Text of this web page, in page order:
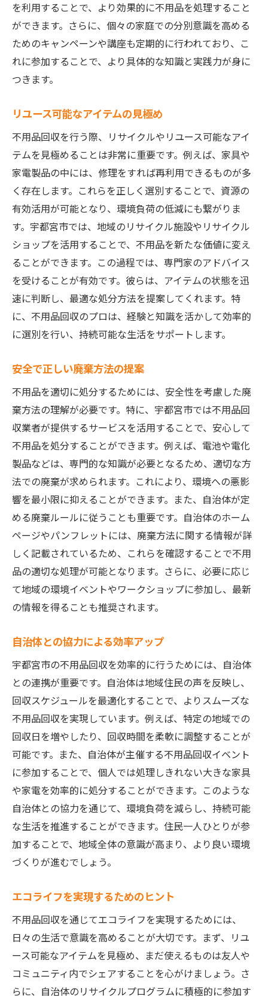
を利用することで、より効果的に不用品を処理すること
ができます。さらに、個々の家庭での分別意識を高める
ためのキャンペーンや講座も定期的に行われており、こ
れに参加することで、より具体的な知識と実践力が身に
つきます。
リユース可能なアイテムの見極め
不用品回収を行う際、リサイクルやリユース可能なアイ
テムを見極めることは非常に重要です。例えば、家具や
家電製品の中には、修理をすれば再利用できるものが多
く存在します。これらを正しく選別することで、資源の
有効活用が可能となり、環境負荷の低減にも繋がりま
す。宇都宮市では、地域のリサイクル施設やリサイクル
ショップを活用することで、不用品を新たな価値に変え
ることができます。この過程では、専門家のアドバイス
を受けることが有効です。彼らは、アイテムの状態を迅
速に判断し、最適な処分方法を提案してくれます。特
に、不用品回収のプロは、経験と知識を活かして効率的
に選別を行い、持続可能な生活をサポートします。
安全で正しい廃棄方法の提案
不用品を適切に処分するためには、安全性を考慮した廃
棄方法の理解が必要です。特に、宇都宮市では不用品回
収業者が提供するサービスを活用することで、安心して
不用品を処分することができます。例えば、電池や電化
製品などは、専門的な知識が必要となるため、適切な方
法での廃棄が求められます。これにより、環境への悪影
響を最小限に抑えることができます。また、自治体が定
める廃棄ルールに従うことも重要です。自治体のホーム
ページやパンフレットには、廃棄方法に関する情報が詳
しく記載されているため、これらを確認することで不用
品の適切な処理が可能となります。さらに、必要に応じ
て地域の環境イベントやワークショップに参加し、最新
の情報を得ることも推奨されます。
自治体との協力による効率アップ
宇都宮市の不用品回収を効率的に行うためには、自治体
との連携が重要です。自治体は地域住民の声を反映し、
回収スケジュールを最適化することで、よりスムーズな
不用品回収を実現しています。例えば、特定の地域での
回収日を増やしたり、回収時間を柔軟に調整することが
可能です。また、自治体が主催する不用品回収イベント
に参加することで、個人では処理しきれない大きな家具
や家電を効率的に処分することができます。このような
自治体との協力を通じて、環境負荷を減らし、持続可能
な生活を推進することができます。住民一人ひとりが参
加することで、地域全体の意識が高まり、より良い環境
づくりが進むでしょう。
エコライフを実現するためのヒント
不用品回収を通じてエコライフを実現するためには、
日々の生活で意識を高めることが大切です。まず、リユ
ース可能なアイテムを見極め、まだ使えるものは友人や
コミュニティ内でシェアすることを心がけましょう。さ
らに、自治体のリサイクルプログラムに積極的に参加す